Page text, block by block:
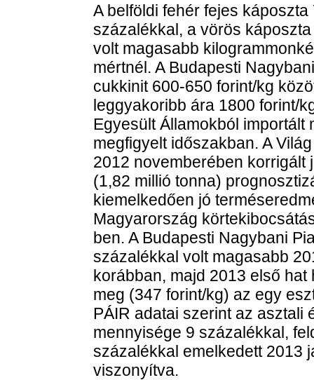
A belföldi fehér fejes
százalékkal, a vörös
volt magasabb
mértnél. A Budapesti
cukkinit 600-650 forint/kg
leggyakoribb ára 1800 forint/
Egyesült Államokból importált
megfigyelt időszakban. A
2012 novemberében
(1,82 millió tonna)
kiemelkedően jó
Magyarország
ben. A Budapesti Nagybani
százalékkal volt magasabb
korábban, majd 2013 első
meg (347 forint/kg) az egy
PÁIR adatai szerint az asztali
mennyisége 9 százalékkal,
százalékkal emelkedett 2013
viszonyítva.